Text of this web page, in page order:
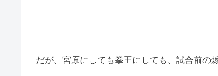
だが、宮原にしても拳王にしても、試合前の